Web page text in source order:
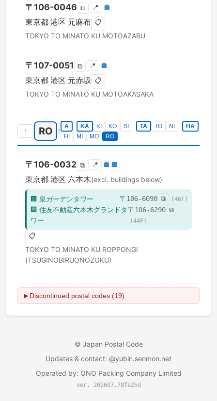
〒 106-0046 ⧉ 📍 🏣
東京都 港区 元麻布 📋
TOKYO TO MINATO KU MOTOAZABU
〒 107-0051 ⧉ 📍 🏣
東京都 港区 元赤坂 📋
TOKYO TO MINATO KU MOTOAKASAKA
↑ RO 1
A KA KI KO SI TA TO NI
HA
HI
MI MO RO
〒 106-0032 ⧉ 📍 🏣 🏢
東京都 港区 六本木(excl. buildings below)
🏢 泉ガーデンタワー 〒 106-6090 ⧉ (46F)
🏢 住友不動産六本木グランドタ
ワー
〒 106-6290 ⧉
(44F)
📋
TOKYO TO MINATO KU ROPPONGI
(TSUGINOBIRUONOZOKU)
▶ Discontinued postal codes (19)
© Japan Postal Code
Updates & contact: @yubin.senmon.net
Operated by: ONO Packing Company Limited
ver. 202607.78fe25d